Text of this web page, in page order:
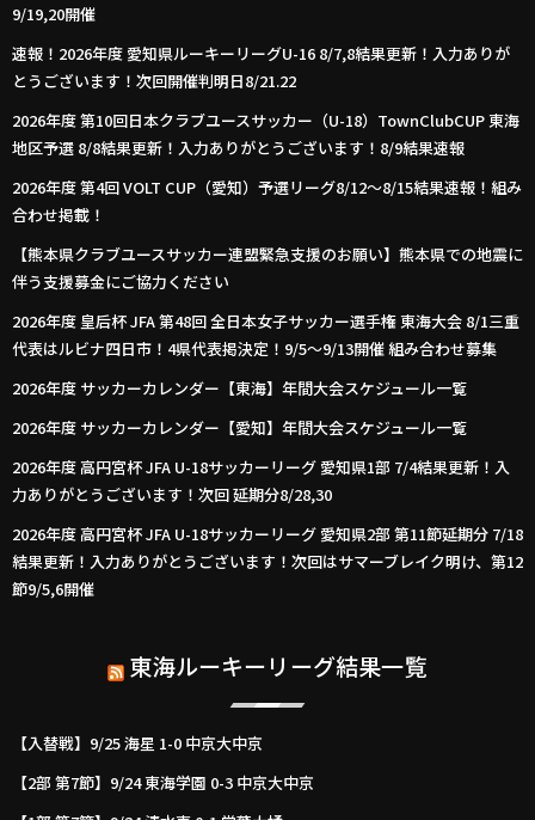
9/19,20開催
速報！2026年度 愛知県ルーキーリーグU-16 8/7,8結果更新！入力ありが
とうございます！次回開催判明日8/21.22
2026年度 第10回日本クラブユースサッカー（U-18）TownClubCUP 東海
地区予選 8/8結果更新！入力ありがとうございます！8/9結果速報
2026年度 第4回 VOLT CUP（愛知）予選リーグ8/12～8/15結果速報！組み
合わせ掲載！
【熊本県クラブユースサッカー連盟緊急支援のお願い】熊本県での地震に
伴う支援募金にご協力ください
2026年度 皇后杯 JFA 第48回 全日本女子サッカー選手権 東海大会 8/1三重
代表はルビナ四日市！4県代表掲決定！9/5～9/13開催 組み合わせ募集
2026年度 サッカーカレンダー【東海】年間大会スケジュール一覧
2026年度 サッカーカレンダー【愛知】年間大会スケジュール一覧
2026年度 高円宮杯 JFA U-18サッカーリーグ 愛知県1部 7/4結果更新！入
力ありがとうございます！次回 延期分8/28,30
2026年度 高円宮杯 JFA U-18サッカーリーグ 愛知県2部 第11節延期分 7/18
結果更新！入力ありがとうございます！次回はサマーブレイク明け、第12
節9/5,6開催
東海ルーキーリーグ結果一覧
【入替戦】9/25 海星 1-0 中京大中京
【2部 第7節】9/24 東海学園 0-3 中京大中京